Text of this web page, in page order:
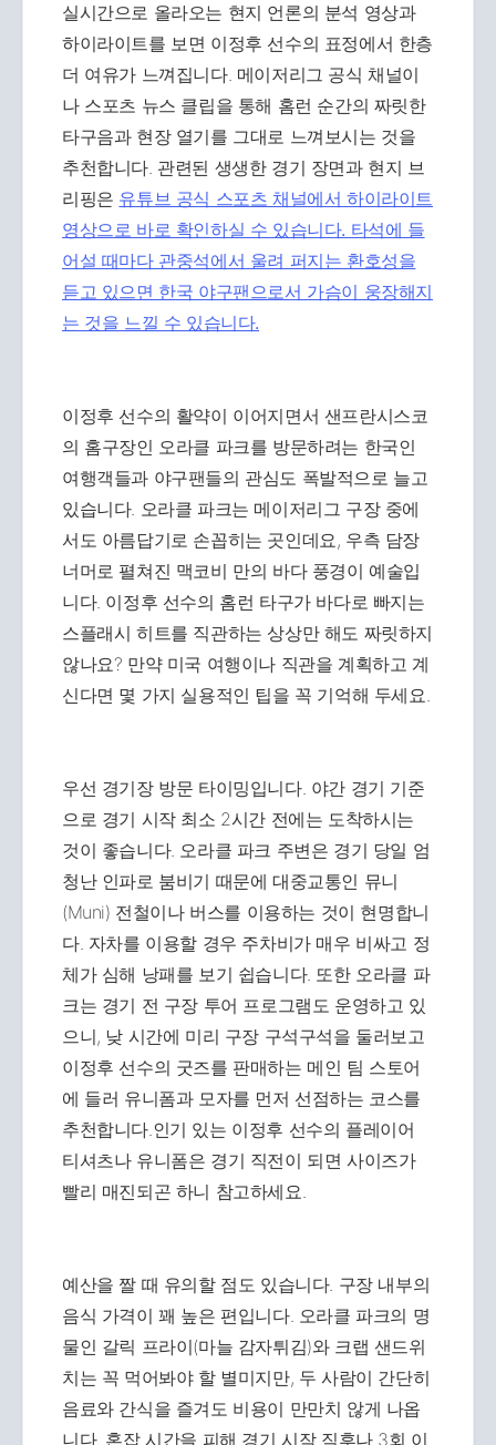
실시간으로 올라오는 현지 언론의 분석 영상과
하이라이트를 보면 이정후 선수의 표정에서 한층
더 여유가 느껴집니다. 메이저리그 공식 채널이
나 스포츠 뉴스 클립을 통해 홈런 순간의 짜릿한
타구음과 현장 열기를 그대로 느껴보시는 것을
추천합니다. 관련된 생생한 경기 장면과 현지 브
리핑은 유튜브 공식 스포츠 채널에서 하이라이트
영상으로 바로 확인하실 수 있습니다. 타석에 들
어설 때마다 관중석에서 울려 퍼지는 환호성을
듣고 있으면 한국 야구팬으로서 가슴이 웅장해지
는 것을 느낄 수 있습니다.
이정후 선수의 활약이 이어지면서 샌프란시스코
의 홈구장인 오라클 파크를 방문하려는 한국인
여행객들과 야구팬들의 관심도 폭발적으로 늘고
있습니다. 오라클 파크는 메이저리그 구장 중에
서도 아름답기로 손꼽히는 곳인데요, 우측 담장
너머로 펼쳐진 맥코비 만의 바다 풍경이 예술입
니다. 이정후 선수의 홈런 타구가 바다로 빠지는
스플래시 히트를 직관하는 상상만 해도 짜릿하지
않나요? 만약 미국 여행이나 직관을 계획하고 계
신다면 몇 가지 실용적인 팁을 꼭 기억해 두세요.
우선 경기장 방문 타이밍입니다. 야간 경기 기준
으로 경기 시작 최소 2시간 전에는 도착하시는
것이 좋습니다. 오라클 파크 주변은 경기 당일 엄
청난 인파로 붐비기 때문에 대중교통인 뮤니
(Muni) 전철이나 버스를 이용하는 것이 현명합니
다. 자차를 이용할 경우 주차비가 매우 비싸고 정
체가 심해 낭패를 보기 쉽습니다. 또한 오라클 파
크는 경기 전 구장 투어 프로그램도 운영하고 있
으니, 낮 시간에 미리 구장 구석구석을 둘러보고
이정후 선수의 굿즈를 판매하는 메인 팀 스토어
에 들러 유니폼과 모자를 먼저 선점하는 코스를
추천합니다.인기 있는 이정후 선수의 플레이어
티셔츠나 유니폼은 경기 직전이 되면 사이즈가
빨리 매진되곤 하니 참고하세요.
예산을 짤 때 유의할 점도 있습니다. 구장 내부의
음식 가격이 꽤 높은 편입니다. 오라클 파크의 명
물인 갈릭 프라이(마늘 감자튀김)와 크랩 샌드위
치는 꼭 먹어봐야 할 별미지만, 두 사람이 간단히
음료와 간식을 즐겨도 비용이 만만치 않게 나옵
니다. 혼잡 시간을 피해 경기 시작 직후나 3회 이